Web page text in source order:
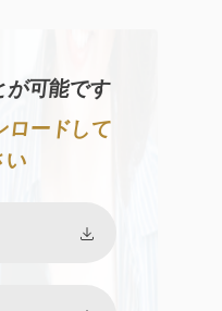
が可能です
ロードして
い